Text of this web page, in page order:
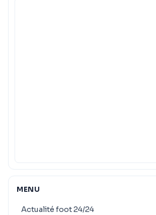
MENU
Actualité foot 24/24